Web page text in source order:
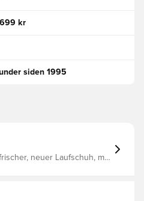
kr
siden 1995
neuer Laufschuh, mit
Dazu kommt